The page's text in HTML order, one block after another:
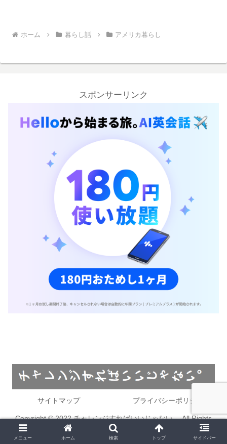
ホーム 暮らし話 アメリカ暮らし
スポンサーリンク
サイトマップ プライバシーポリシー
Copyright © 2022 チャレンジすればいいじゃない。 All Rights
Reserved.
メニュー ホーム 検索 トップ サイドバー